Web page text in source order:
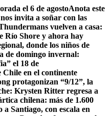
el 6 de agostoAnota este
invita a soñar con las
vuelven a casa:
Río Shore y ahora hay
donde los niños de
de domingo invernal:
el 18 de
en el continente
protagonizan “9/12”, la
Krysten Ritter regresa a
chilena: más de 1.600
Santiago, con escala en